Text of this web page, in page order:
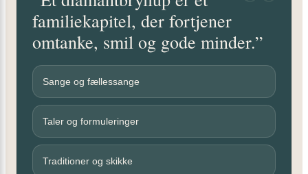
familiekapitel, der fortjener
omtanke, smil og gode minder.”
Sange og fællessange
Taler og formuleringer
Traditioner og skikke